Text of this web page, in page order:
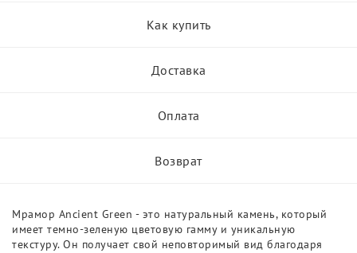
Как купить
Доставка
Оплата
Возврат
Мрамор Ancient Green - это натуральный камень, который
имеет темно-зеленую цветовую гамму и уникальную
текстуру. Он получает свой неповторимый вид благодаря